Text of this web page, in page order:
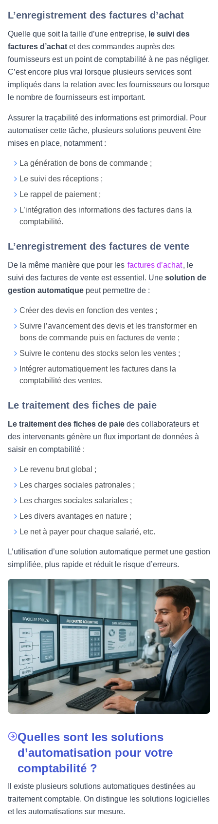
L’enregistrement des factures d’achat
Quelle que soit la taille d’une entreprise, le suivi des
factures d’achat et des commandes auprès des
fournisseurs est un point de comptabilité à ne pas négliger.
C’est encore plus vrai lorsque plusieurs services sont
impliqués dans la relation avec les fournisseurs ou lorsque
le nombre de fournisseurs est important.
Assurer la traçabilité des informations est primordial. Pour
automatiser cette tâche, plusieurs solutions peuvent être
mises en place, notamment :
La génération de bons de commande ;
Le suivi des réceptions ;
Le rappel de paiement ;
L’intégration des informations des factures dans la
comptabilité.
L’enregistrement des factures de vente
De la même manière que pour les factures d’achat, le
suivi des factures de vente est essentiel. Une solution de
gestion automatique peut permettre de :
Créer des devis en fonction des ventes ;
Suivre l’avancement des devis et les transformer en
bons de commande puis en factures de vente ;
Suivre le contenu des stocks selon les ventes ;
Intégrer automatiquement les factures dans la
comptabilité des ventes.
Le traitement des fiches de paie
Le traitement des fiches de paie des collaborateurs et
des intervenants génère un flux important de données à
saisir en comptabilité :
Le revenu brut global ;
Les charges sociales patronales ;
Les charges sociales salariales ;
Les divers avantages en nature ;
Le net à payer pour chaque salarié, etc.
L’utilisation d’une solution automatique permet une gestion
simplifiée, plus rapide et réduit le risque d’erreurs.
Quelles sont les solutions
d’automatisation pour votre
comptabilité ?
Il existe plusieurs solutions automatiques destinées au
traitement comptable. On distingue les solutions logicielles
et les automatisations sur mesure.